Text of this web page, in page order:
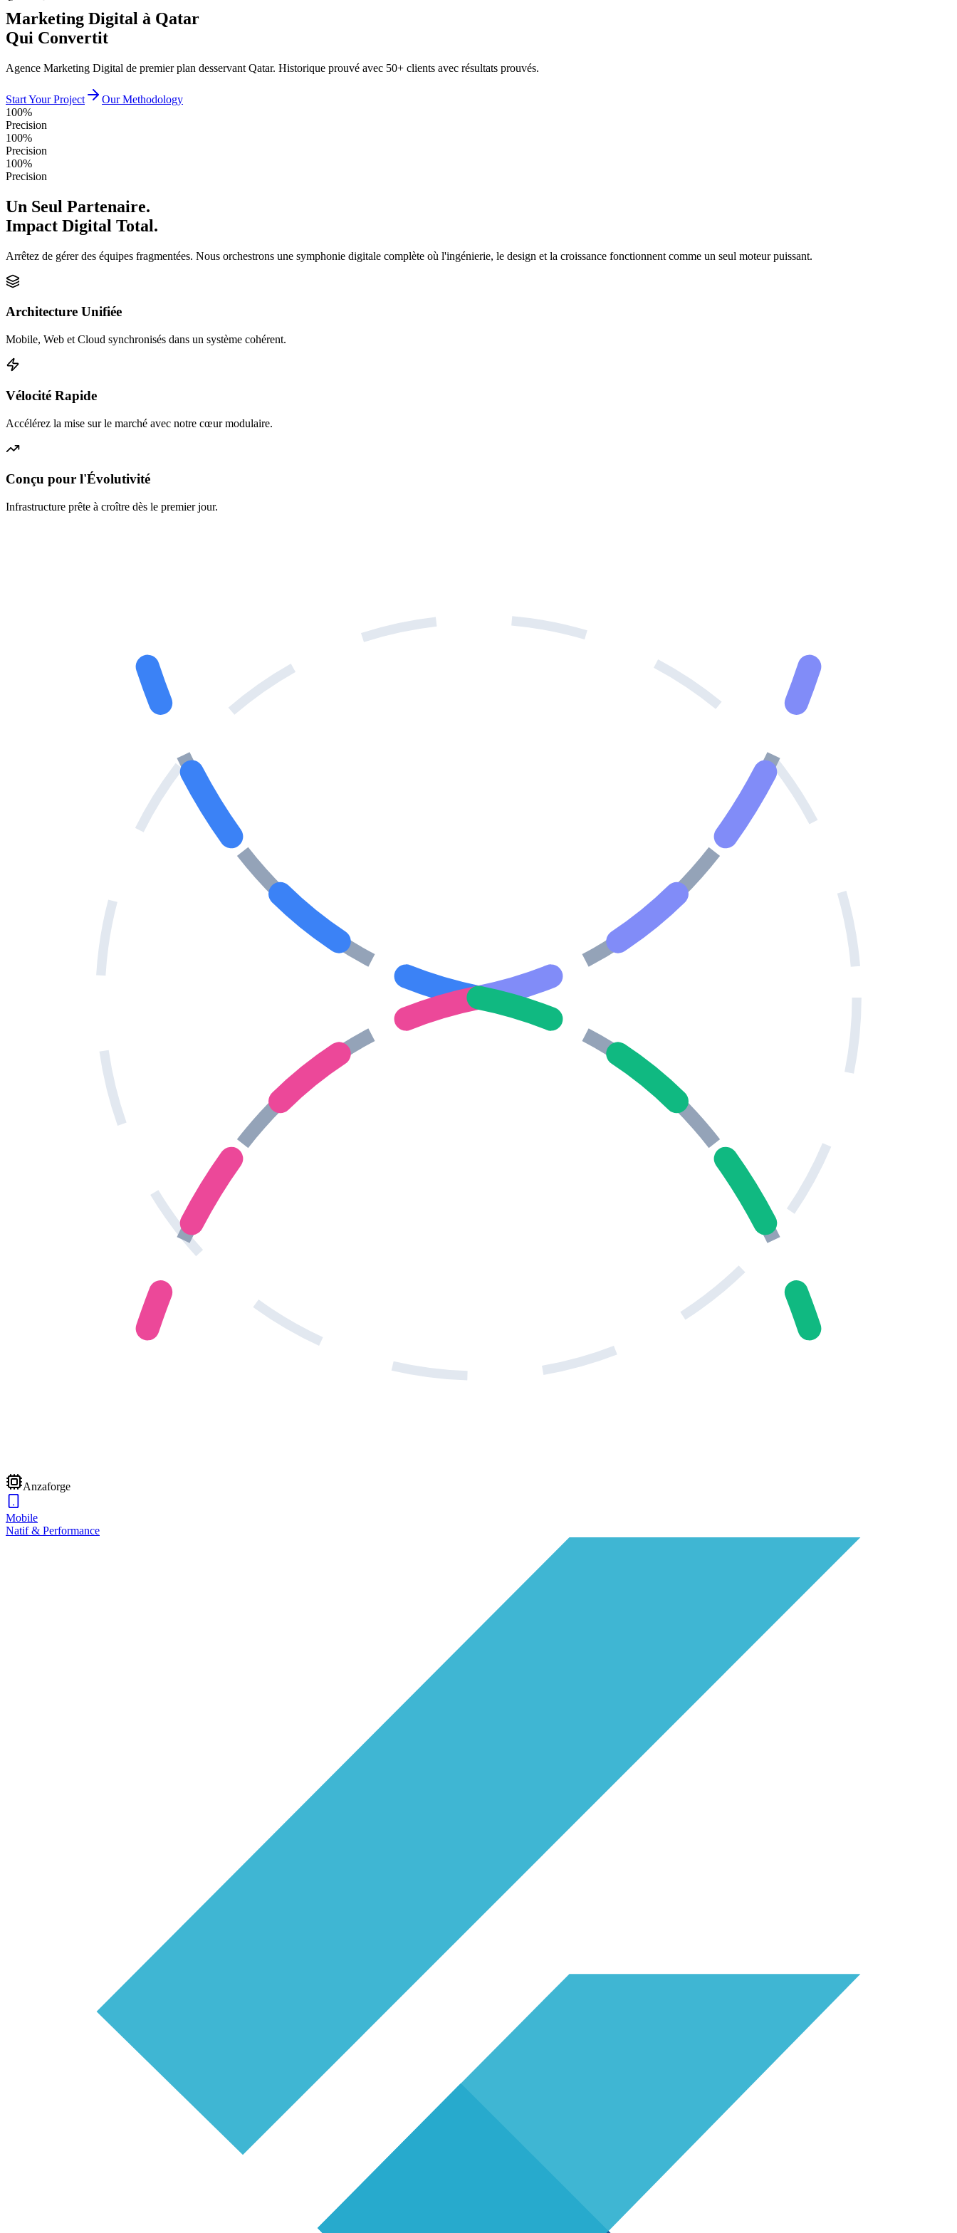
Marketing Digital à Qatar
Qui Convertit
Agence Marketing Digital de premier plan desservant Qatar. Historique prouvé avec 50+ clients avec résultats prouvés.
Start Your Project
Our Methodology
100%
Precision
100%
Precision
100%
Precision
Un Seul Partenaire.
Impact Digital Total.
Arrêtez de gérer des équipes fragmentées. Nous orchestrons une symphonie digitale complète où l'ingénierie, le design et la croissance fonctionnent comme un seul moteur puissant.
Architecture Unifiée
Mobile, Web et Cloud synchronisés dans un système cohérent.
Vélocité Rapide
Accélérez la mise sur le marché avec notre cœur modulaire.
Conçu pour l'Évolutivité
Infrastructure prête à croître dès le premier jour.
Anzaforge
Mobile
Natif & Performance